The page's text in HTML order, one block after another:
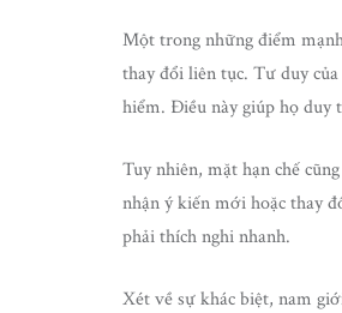
Một trong những điểm
thay đổi liên tục. Tư duy
hiểm. Điều này giúp họ duy
Tuy nhiên, mặt hạn chế
nhận ý kiến mới hoặc thay
phải thích nghi nhanh.
Xét về sự khác biệt, nam